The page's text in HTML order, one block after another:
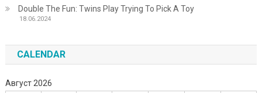
Double The Fun: Twins Play Trying To Pick A Toy
18.06.2024
CALENDAR
Август 2026